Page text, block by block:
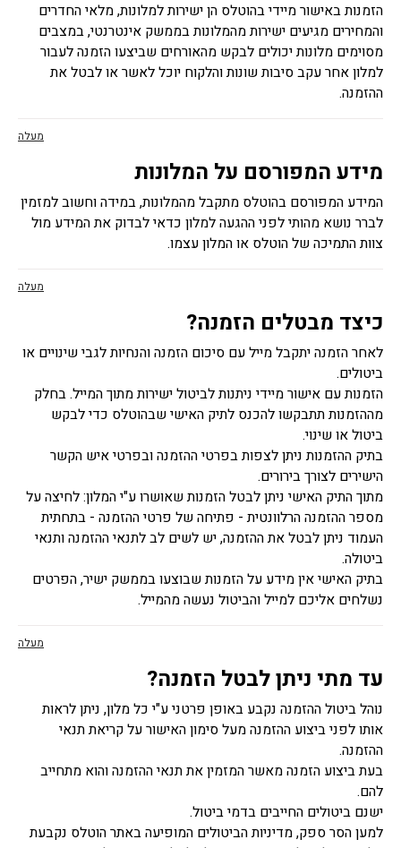
הזמנות באישור מיידי בהוטלס הן ישירות למלונות, מלאי החדרים
והמחירים מגיעים ישירות מהמלונות בממשק אינטרנטי, במצבים
מסוימים מלונות יכולים לבקש מהאורחים שביצעו הזמנה לעבור
למלון אחר עקב סיבות שונות והלקוח יוכל לאשר או לבטל את
ההזמנה.
מעלה
מידע המפורסם על המלונות
המידע המפורסם בהוטלס מתקבל מהמלונות, במידה וחשוב למזמין
לברר נושא מהותי לפני ההגעה למלון כדאי לבדוק את המידע מול
צוות התמיכה של הוטלס או המלון עצמו.
מעלה
כיצד מבטלים הזמנה?
לאחר הזמנה יתקבל מייל עם סיכום הזמנה והנחיות לגבי שינויים או
ביטולים.
הזמנות עם אישור מיידי ניתנות לביטול ישירות מתוך המייל. בחלק
מההזמנות תתבקשו להכנס לתיק האישי שבהוטלס כדי לבקש
ביטול או שינוי.
בתיק ההזמנות ניתן לצפות בפרטי ההזמנה ובפרטי איש הקשר
הישירים לצורך בירורים.
מתוך התיק האישי ניתן לבטל הזמנות שאושרו ע"י המלון: לחיצה על
מספר ההזמנה הרלוונטית - פתיחה של פרטי ההזמנה - בתחתית
העמוד ניתן לבטל את ההזמנה, יש לשים לב לתנאי ההזמנה ותנאי
ביטולה.
בתיק האישי אין מידע על הזמנות שבוצעו בממשק ישיר, הפרטים
נשלחים אליכם למייל והביטול נעשה מהמייל.
מעלה
עד מתי ניתן לבטל הזמנה?
נוהל ביטול ההזמנה נקבע באופן פרטני ע"י כל מלון, ניתן לראות
אותו לפני ביצוע ההזמנה מעל סימון האישור על קריאת תנאי
ההזמנה.
בעת ביצוע הזמנה מאשר המזמין את תנאי ההזמנה והוא מתחייב
להם.
ישנם ביטולים החייבים בדמי ביטול.
למען הסר ספק, מדיניות הביטולים המופיעה באתר הוטלס נקבעת